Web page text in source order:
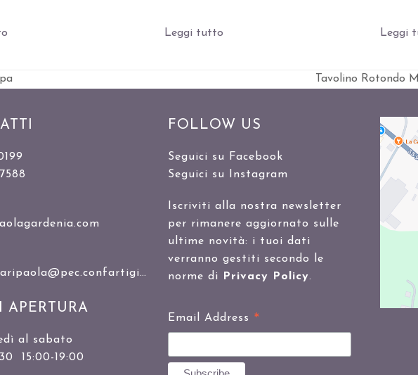
Leggi tutto Leggi
Tavolino Rotondo
APERTURA
al sabato
15:00-19:00
FOLLOW US
Seguici su Facebook
Seguici su Instagram
Iscriviti alla nostra newsletter
per rimanere aggiornato sulle
ultime novità: i tuoi dati
verranno gestiti secondo le
norme di
Privacy Policy.
Email Address *